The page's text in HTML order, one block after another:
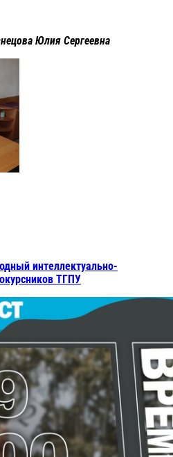
Юлия Сергеевна
интеллектуально-
ТГПУ